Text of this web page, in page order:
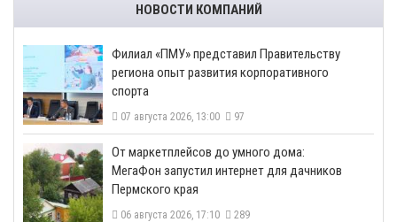
НОВОСТИ КОМПАНИЙ
​Филиал «ПМУ» представил Правительству
региона опыт развития корпоративного
спорта
07 августа 2026, 13:00 97
От маркетплейсов до умного дома:
МегаФон запустил интернет для дачников
Пермского края
06 августа 2026, 17:10 289